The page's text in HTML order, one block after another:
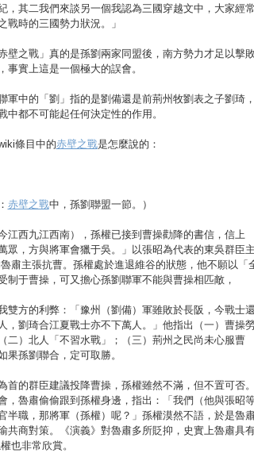
，其二我們來談另一個我認為三國穿越文中，大家經常
戰時的三國勢力狀況。」
壁之戰」真的是孫劉兩家同盟後，南方勢力才足以擊敗
實上這是一個極大的誤會。
軍中的「劉」指的是劉備還是前荊州牧劉表之子劉琦，
中都不可能起任何決定性的作用。
條目中的赤壁之戰是怎麼說的：
赤壁之戰中，孫劉聯盟一節。）
江西九江西南），孫權已接到曹操勸降的書信，信上
眾，方與將軍會獵于吳。」以張昭為代表的東吳群臣主
肅主張抗曹。孫權處於進退維谷的狀態，他不願以「
制于曹操，可又擔心孫劉聯軍不能與曹操相匹敵，
雙方的利弊：「豫州（劉備）軍雖敗於長阪，今戰士還
，劉琦合江夏戰士亦不下萬人。」他指出（一）曹操
二）北人「不習水戰」；（三）荊州之民尚未心服曹
果孫劉聯合，定可取勝。
首的群臣建議投降曹操，孫權雖然不滿，但不置可否。
，魯肅偷偷跟到孫權身邊，指出：「我們（他與張昭
半職，那將軍（孫權）呢？」孫權漠然不語，於是魯
共商對策。《演義》對魯肅多所貶抑，史實上魯肅具
也非常欣賞。